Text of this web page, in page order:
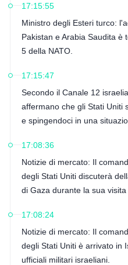
17:15:55
Ministro degli Esteri turco:
Pakistan e Arabia Saudita è
5 della NATO.
17:15:47
Secondo il Canale 12
affermano che gli Stati Uniti
e spingendoci in una
17:08:36
Notizie di mercato: Il
degli Stati Uniti discuterà
di Gaza durante la sua
17:08:24
Notizie di mercato: Il
degli Stati Uniti è arrivato in
ufficiali militari israeliani.